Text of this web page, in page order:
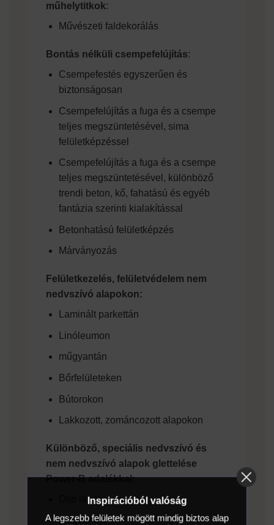
műhelytitkok:
Művészeti faldekorálás
Bontás nélküli csempefelújítás:
Csempefestés egyszerűen és
biztonságosan
Csempefelújítás a fuga és a csempe
teljes megszüntetésével, sima
felületképzéssel
Csempefelújítás a fuga és a csempe
teljes megszüntetésével, különböző
trendi beton, kő, fahatású és egyéb
fantázia szerinti kialakítással
Betonhatású felületképzés
Márványozás
Felületkezelés, felületvédelem nem
nedvszívó alapokon:
Laminált parkettán
Linóleumon
műgyantán
Bőrfelületeken
Bútorokon
Lakkozott, zománcozott alapokon
Különböző, speciális nedvszívó és
nem nedvszívó alapok glettelése
Power-B adalékkal:
Osb lapok
Műgyanták
Inspirációból valóság
A legszebb felületek mögött mindig biztos alap